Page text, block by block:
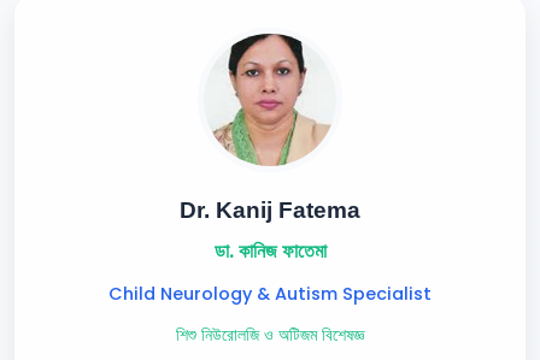
Dr. Kanij Fatema
ডা. কানিজ ফাতেমা
Child Neurology & Autism Specialist
শিশু নিউরোলজি ও অটিজম বিশেষজ্ঞ